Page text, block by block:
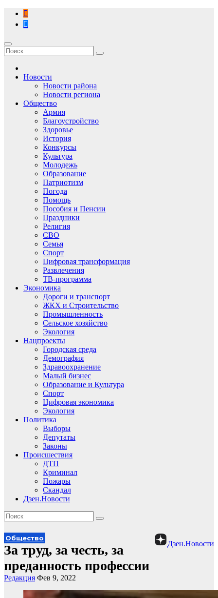
Перейти
содержимому
Новости
Новости района
Новости региона
Общество
Армия
Благоустройство
Здоровье
История
Конкурсы
Культура
Молодежь
Образование
Патриотизм
Погода
Помощь
Пособия и Пенсии
Праздники
Религия
СВО
Семья
Спорт
Цифровая трансформация
Развлечения
ТВ-программа
Экономика
Дороги и транспорт
ЖКХ и Строительство
Промышленность
Сельское хозяйство
Экология
Нацпроекты
Городская среда
Демография
Здравоохранение
Малый бизнес
Образование и Культура
Спорт
Цифровая экономика
Экология
Политика
Выборы
Депутаты
Законы
Происшествия
ДТП
Криминал
Пожары
Скандал
Дзен.Новости
Дзен.Новости
Общество
За труд, за честь, за
преданность профессии
Редакция Фев 9, 2022